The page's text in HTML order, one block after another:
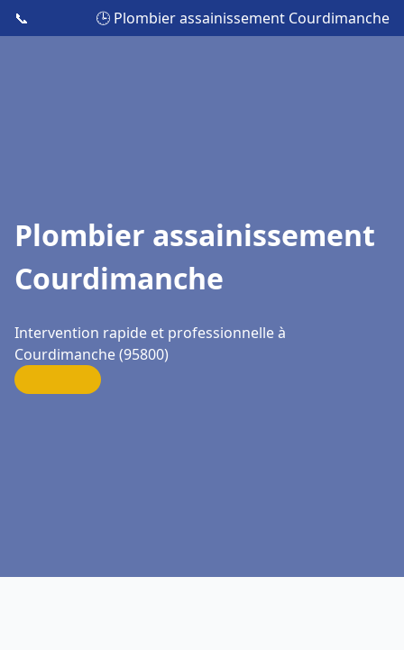
📞 🕒 Plombier assainissement Courdimanche
Plombier assainissement
Courdimanche
Intervention rapide et professionnelle à
Courdimanche (95800)